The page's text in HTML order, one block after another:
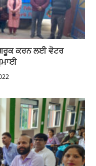
ਕਰਨ ਲਈ ਵੋਟਰ